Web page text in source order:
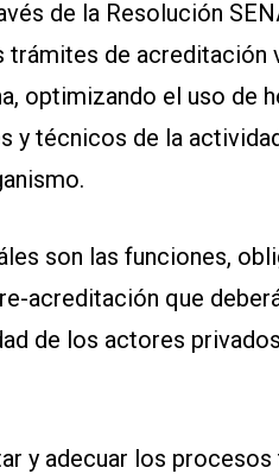
de la Resolución
trámites de acreditación
optimizando el uso de
y técnicos de la
son las funciones,
acreditación que
de los actores
y adecuar los